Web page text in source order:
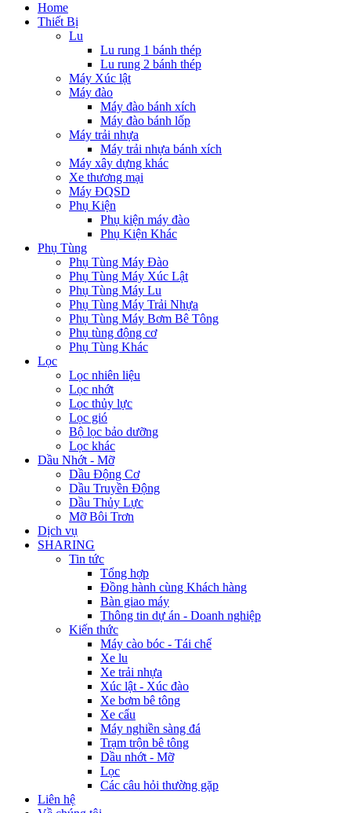
Home
Thiết Bị
Lu
Lu rung 1 bánh thép
Lu rung 2 bánh thép
Máy Xúc lật
Máy đào
Máy đào bánh xích
Máy đào bánh lốp
Máy trải nhựa
Máy trải nhựa bánh xích
Máy xây dựng khác
Xe thương mại
Máy ĐQSD
Phụ Kiện
Phụ kiện máy đào
Phụ Kiện Khác
Phụ Tùng
Phụ Tùng Máy Đào
Phụ Tùng Máy Xúc Lật
Phụ Tùng Máy Lu
Phụ Tùng Máy Trải Nhựa
Phụ Tùng Máy Bơm Bê Tông
Phụ tùng động cơ
Phụ Tùng Khác
Lọc
Lọc nhiên liệu
Lọc nhớt
Lọc thủy lực
Lọc gió
Bộ lọc bảo dưỡng
Lọc khác
Dầu Nhớt - Mỡ
Dầu Động Cơ
Dầu Truyền Động
Dầu Thủy Lực
Mỡ Bôi Trơn
Dịch vụ
SHARING
Tin tức
Tổng hợp
Đồng hành cùng Khách hàng
Bàn giao máy
Thông tin dự án - Doanh nghiệp
Kiến thức
Máy cào bóc - Tái chế
Xe lu
Xe trải nhựa
Xúc lật - Xúc đào
Xe bơm bê tông
Xe cẩu
Máy nghiền sàng đá
Trạm trộn bê tông
Dầu nhớt - Mỡ
Lọc
Các câu hỏi thường gặp
Liên hệ